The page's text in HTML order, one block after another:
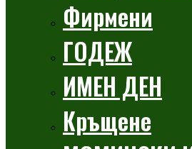
Фирмени
ГОДЕЖ
ИМЕН ДЕН
Кръщене